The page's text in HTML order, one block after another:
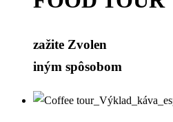
zažite Zvolen
iným spôsobom